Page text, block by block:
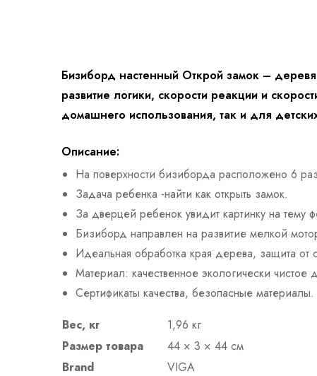
Бизиборд настенный Открой замок –
развитие логики, скорости реакции и
домашнего использования, так и для
Описание:
На поверхности бизиборда расположено 6
Задача ребенка -найти как открыть замок.
За дверцей ребенок увидит картинку на тему
Бизиборд направлен на развитие мелкой
Идеальная обработка края дерева, защита от
Материал: качественное экологически чистое
Сертификаты качества, безопасные материалы.
Вес, кг
1,96 кг
Размер товара
44 × 3 × 44 см
Brand
VIGA